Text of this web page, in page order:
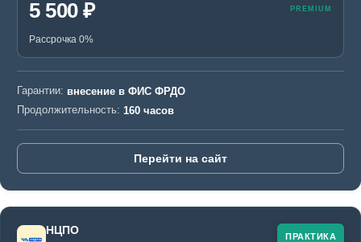
5 500 ₽
Рассрочка 0%
Гарантии: внесение в ФИС ФРДО
Продолжительность: 160 часов
Перейти на сайт
ПРАКТИКА
НЦПО